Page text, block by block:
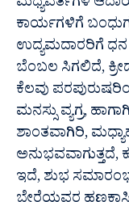
ಕಾರ್ಯಗಳಿಗೆ
ಉದ್ಯಮದಾರರಿಗೆ
ಬೆಂಬಲ ಸಿಗಲಿದೆ,
ಕೆಲವು
ಮನಸ್ಸು ವ್ಯಗ್ರ,
ಶಾಂತವಾಗಿರಿ,
ಇದೆ, ಶುಭ